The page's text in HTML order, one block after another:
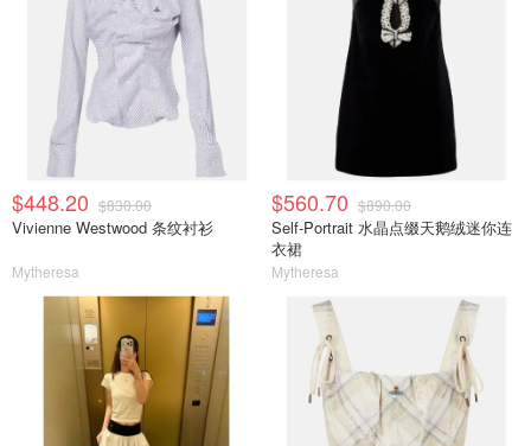
$448.20 $830.00
Vivienne Westwood 条纹衬衫
Mytheresa
$560.70 $890.00
Self-Portrait 水晶点缀天鹅绒迷你连
衣裙
Mytheresa